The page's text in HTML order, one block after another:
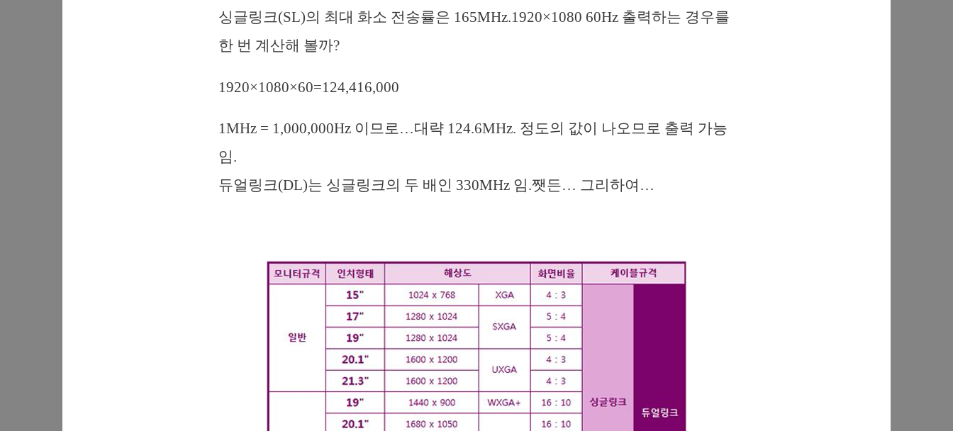
싱글링크(SL)의 최대 화소 전송률은 165MHz.1920×1080 60Hz 출력하는 경우를
한 번 계산해 볼까?
1920×1080×60=124,416,000
1MHz = 1,000,000Hz 이므로…대략 124.6MHz. 정도의 값이 나오므로 출력 가능
임.
듀얼링크(DL)는 싱글링크의 두 배인 330MHz 임.쨋든… 그리하여…